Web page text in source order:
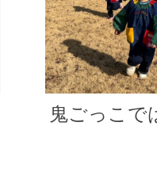
鬼ごっ こで